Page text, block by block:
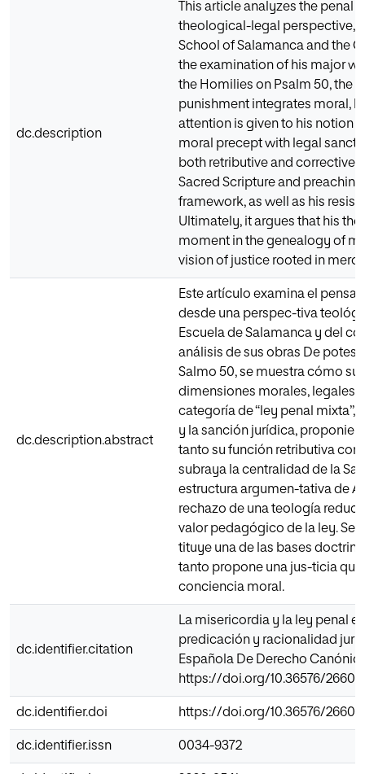
dc.description
This article analyzes the
theological-legal perspective,
School of Salamanca and the
the examination of his major
the Homilies on Psalm 50, the
punishment integrates moral,
attention is given to his notion
moral precept with legal
both retributive and corrective.
Sacred Scripture and
framework, as well as his
Ultimately, it argues that his
moment in the genealogy of
vision of justice rooted in
dc.description.abstract
Este artículo examina el
desde una perspec-tiva
Escuela de Salamanca y del
análisis de sus obras De
Salmo 50, se muestra cómo
dimensiones morales, legales
categoría de “ley penal mixta”,
y la sanción jurídica,
tanto su función retributiva
subraya la centralidad de la
estructura argumen-tativa de
rechazo de una teología
valor pedagógico de la ley. Se
tituye una de las bases
tanto propone una jus-ticia
conciencia moral.
dc.identifier.citation
La misericordia y la ley penal
predicación y racionalidad
Española De Derecho
https://doi.org/10.36576/2660-
dc.identifier.doi https://doi.org/10.36576/2660-
dc.identifier.issn 0034-9372